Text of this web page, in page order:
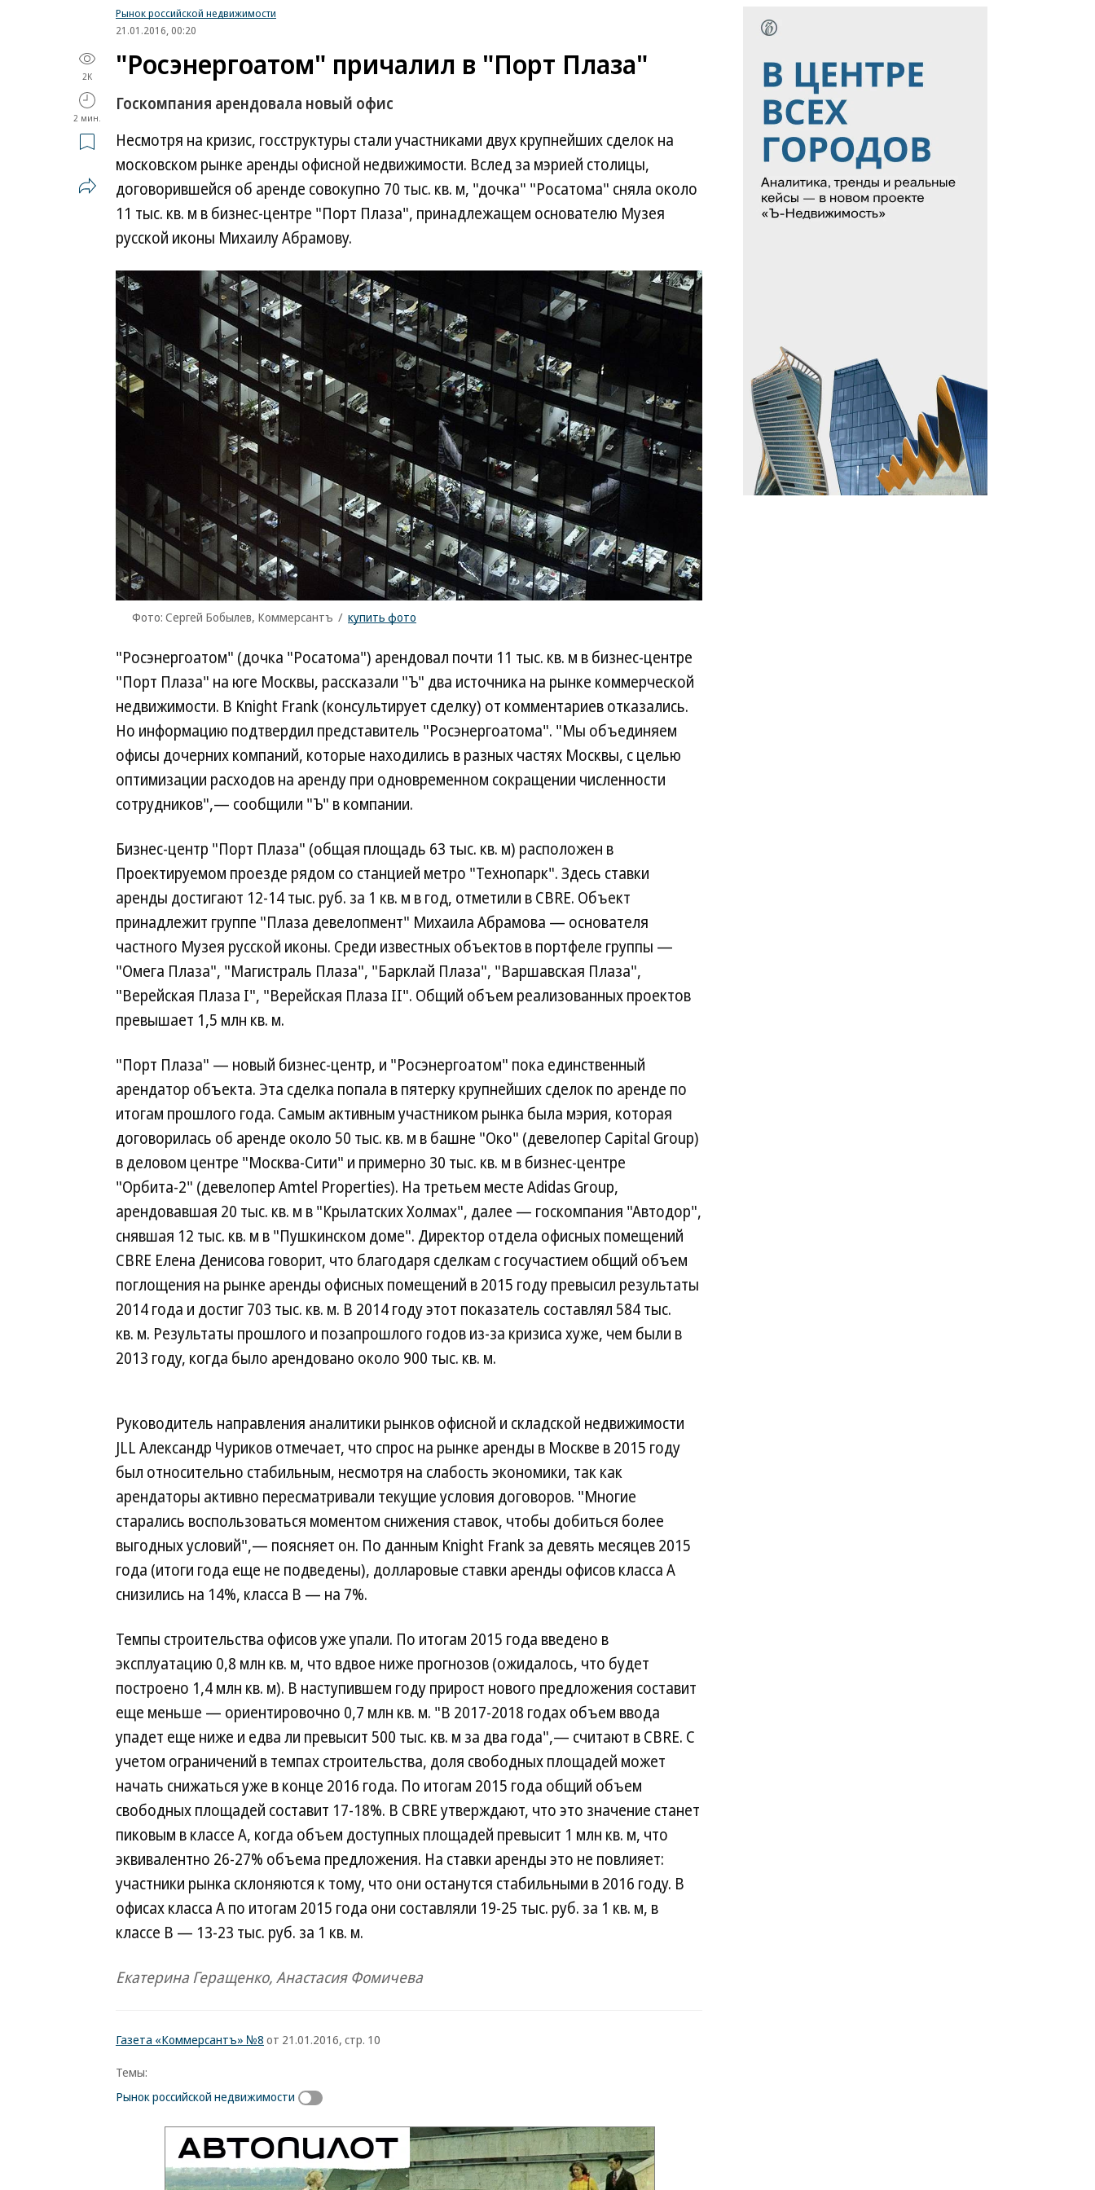
Рынок российской недвижимости
21.01.2016, 00:20
2K
2 мин.
"Росэнергоатом" причалил в "Порт Плаза"
Госкомпания арендовала новый офис
Несмотря на кризис, госструктуры стали участниками двух крупнейших сделок на
московском рынке аренды офисной недвижимости. Вслед за мэрией столицы,
договорившейся об аренде совокупно 70 тыс. кв. м, "дочка" "Росатома" сняла около
11 тыс. кв. м в бизнес-центре "Порт Плаза", принадлежащем основателю Музея
русской иконы Михаилу Абрамову.
Фото: Сергей Бобылев, Коммерсантъ / купить фото
"Росэнергоатом" (дочка "Росатома") арендовал почти 11 тыс. кв. м в бизнес-центре
"Порт Плаза" на юге Москвы, рассказали "Ъ" два источника на рынке коммерческой
недвижимости. В Knight Frank (консультирует сделку) от комментариев отказались.
Но информацию подтвердил представитель "Росэнергоатома". "Мы объединяем
офисы дочерних компаний, которые находились в разных частях Москвы, с целью
оптимизации расходов на аренду при одновременном сокращении численности
сотрудников",— сообщили "Ъ" в компании.
Бизнес-центр "Порт Плаза" (общая площадь 63 тыс. кв. м) расположен в
Проектируемом проезде рядом со станцией метро "Технопарк". Здесь ставки
аренды достигают 12-14 тыс. руб. за 1 кв. м в год, отметили в CBRE. Объект
принадлежит группе "Плаза девелопмент" Михаила Абрамова — основателя
частного Музея русской иконы. Среди известных объектов в портфеле группы —
"Омега Плаза", "Магистраль Плаза", "Барклай Плаза", "Варшавская Плаза",
"Верейская Плаза I", "Верейская Плаза II". Общий объем реализованных проектов
превышает 1,5 млн кв. м.
"Порт Плаза" — новый бизнес-центр, и "Росэнергоатом" пока единственный
арендатор объекта. Эта сделка попала в пятерку крупнейших сделок по аренде по
итогам прошлого года. Самым активным участником рынка была мэрия, которая
договорилась об аренде около 50 тыс. кв. м в башне "Око" (девелопер Capital Group)
в деловом центре "Москва-Сити" и примерно 30 тыс. кв. м в бизнес-центре
"Орбита-2" (девелопер Amtel Properties). На третьем месте Adidas Group,
арендовавшая 20 тыс. кв. м в "Крылатских Холмах", далее — госкомпания "Автодор",
снявшая 12 тыс. кв. м в "Пушкинском доме". Директор отдела офисных помещений
CBRE Елена Денисова говорит, что благодаря сделкам с госучастием общий объем
поглощения на рынке аренды офисных помещений в 2015 году превысил результаты
2014 года и достиг 703 тыс. кв. м. В 2014 году этот показатель составлял 584 тыс.
кв. м. Результаты прошлого и позапрошлого годов из-за кризиса хуже, чем были в
2013 году, когда было арендовано около 900 тыс. кв. м.
Руководитель направления аналитики рынков офисной и складской недвижимости
JLL Александр Чуриков отмечает, что спрос на рынке аренды в Москве в 2015 году
был относительно стабильным, несмотря на слабость экономики, так как
арендаторы активно пересматривали текущие условия договоров. "Многие
старались воспользоваться моментом снижения ставок, чтобы добиться более
выгодных условий",— поясняет он. По данным Knight Frank за девять месяцев 2015
года (итоги года еще не подведены), долларовые ставки аренды офисов класса А
снизились на 14%, класса В — на 7%.
Темпы строительства офисов уже упали. По итогам 2015 года введено в
эксплуатацию 0,8 млн кв. м, что вдвое ниже прогнозов (ожидалось, что будет
построено 1,4 млн кв. м). В наступившем году прирост нового предложения составит
еще меньше — ориентировочно 0,7 млн кв. м. "В 2017-2018 годах объем ввода
упадет еще ниже и едва ли превысит 500 тыс. кв. м за два года",— считают в CBRE. С
учетом ограничений в темпах строительства, доля свободных площадей может
начать снижаться уже в конце 2016 года. По итогам 2015 года общий объем
свободных площадей составит 17-18%. В CBRE утверждают, что это значение станет
пиковым в классе А, когда объем доступных площадей превысит 1 млн кв. м, что
эквивалентно 26-27% объема предложения. На ставки аренды это не повлияет:
участники рынка склоняются к тому, что они останутся стабильными в 2016 году. В
офисах класса А по итогам 2015 года они составляли 19-25 тыс. руб. за 1 кв. м, в
классе В — 13-23 тыс. руб. за 1 кв. м.
Екатерина Геращенко, Анастасия Фомичева
Газета «Коммерсантъ» №8 от 21.01.2016, стр. 10
Темы:
Рынок российской недвижимости